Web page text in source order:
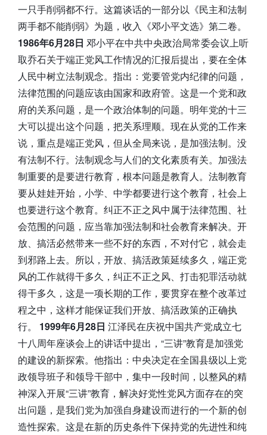
一只手削弱都不行。这篇谈话的一部分以《民主和法制
两手都不能削弱》为题，收入《邓小平文选》第二卷。
1986年6月28日 邓小平在中共中央政治局常委会议上听
取乔石关于端正党风工作情况的汇报后提出，要在全体
人民中树立法制观念。指出：党要管党内纪律的问题，
法律范围的问题应该由国家和政府管。这是一个党和政
府的关系问题，是一个政治体制的问题。明年党的十三
大可以提出这个问题，把关系理顺。现在从党的工作来
说，重点是端正党风，但从全局来说，是加强法制。没
有法制不行。法制观念与人们的文化素质有关。加强法
制重要的是要进行教育，根本问题是教育人。法制教育
要从娃娃开始，小学、中学都要进行这个教育，社会上
也要进行这个教育。纠正不正之风中属于法律范围、社
会范围的问题，应当靠加强法制和社会教育来解决。开
放、搞活必然带来一些不好的东西，不对付它，就会走
到邪路上去。所以，开放、搞活政策延续多久，端正党
风的工作就得干多久，纠正不正之风、打击犯罪活动就
得干多久，这是一项长期的工作，要贯穿在整个改革过
程之中，这样才能保证我们开放、搞活政策的正确执
行。 1999年6月28日 江泽民在庆祝中国共产党成立七
十八周年座谈会上的讲话中提出，“三讲”教育是加强党
的建设的新探索。他指出：中央决定在全国县级以上党
政领导班子和领导干部中，集中一段时间，以整风的精
神深入开展“三讲”教育，解决好党性党风方面存在的突
出问题，是我们党为加强自身建设而进行的一个新的创
造性探索。这是在新的历史条件下保持党的先进性和纯